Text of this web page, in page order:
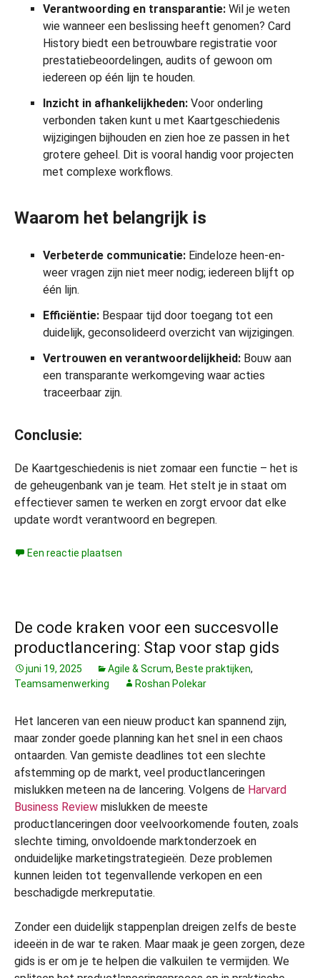
Verantwoording en transparantie: Wil je weten
wie wanneer een beslissing heeft genomen? Card
History biedt een betrouwbare registratie voor
prestatiebeoordelingen, audits of gewoon om
iedereen op één lijn te houden.
Inzicht in afhankelijkheden: Voor onderling
verbonden taken kunt u met Kaartgeschiedenis
wijzigingen bijhouden en zien hoe ze passen in het
grotere geheel. Dit is vooral handig voor projecten
met complexe workflows.
Waarom het belangrijk is
Verbeterde communicatie: Eindeloze heen-en-
weer vragen zijn niet meer nodig; iedereen blijft op
één lijn.
Efficiëntie: Bespaar tijd door toegang tot een
duidelijk, geconsolideerd overzicht van wijzigingen.
Vertrouwen en verantwoordelijkheid: Bouw aan
een transparante werkomgeving waar acties
traceerbaar zijn.
Conclusie:
De Kaartgeschiedenis is niet zomaar een functie – het is
de geheugenbank van je team. Het stelt je in staat om
effectiever samen te werken en zorgt ervoor dat elke
update wordt verantwoord en begrepen.
Een reactie plaatsen
De code kraken voor een succesvolle
productlancering: Stap voor stap gids
juni 19, 2025 Agile & Scrum, Beste praktijken,
Teamsamenwerking
Roshan Polekar
Het lanceren van een nieuw product kan spannend zijn,
maar zonder goede planning kan het snel in een chaos
ontaarden. Van gemiste deadlines tot een slechte
afstemming op de markt, veel productlanceringen
mislukken meteen na de lancering. Volgens de Harvard
Business Review mislukken de meeste
productlanceringen door veelvoorkomende fouten, zoals
slechte timing, onvoldoende marktonderzoek en
onduidelijke marketingstrategieën. Deze problemen
kunnen leiden tot tegenvallende verkopen en een
beschadigde merkreputatie.
Zonder een duidelijk stappenplan dreigen zelfs de beste
ideeën in de war te raken. Maar maak je geen zorgen, deze
gids is er om je te helpen die valkuilen te vermijden. We